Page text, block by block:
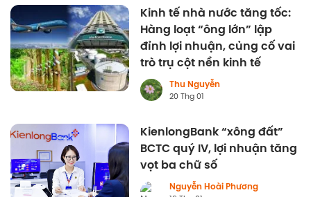
Kinh tế nhà nước tăng tốc:
Hàng loạt “ông lớn” lập
đỉnh lợi nhuận, củng cố vai
trò trụ cột nền kinh tế
Thu Nguyễn
20 Thg 01
KienlongBank “xông đất”
BCTC quý IV, lợi nhuận tăng
vọt ba chữ số
Nguyễn Hoài Phương